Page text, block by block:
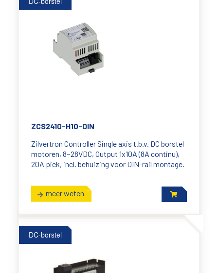
ZCS2410-H10-DIN
Zilvertron Controller Single axis t.b.v. DC borstel
motoren, 8~28VDC, Output 1x10A (8A continu),
20A piek, incl. behuizing voor DIN-rail montage.
meer weten
DC-borstel